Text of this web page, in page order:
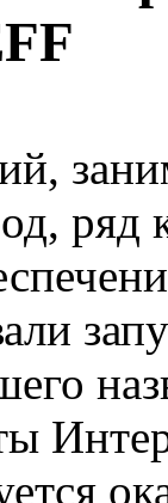
ряд